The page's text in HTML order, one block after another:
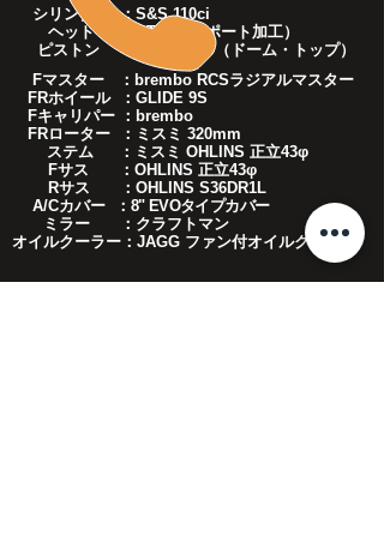
シリンダー ：S&S 110ci
ヘッド ：STOCK（ポート加工）
ピストン ：CARRILLO（ドーム・トップ）
Fマスター ：brembo RCSラジアルマスター
FRホイール ：GLIDE 9S
Fキャリパー ：brembo
FRローター ：ミスミ 320mm
ステム ：ミスミ OHLINS 正立43φ
Fサス ：OHLINS 正立43φ
Rサス ：OHLINS S36DR1L
A/Cカバー ： 8" EVOタイプカバー
ミラー ：クラフトマン
​オイルクーラー：JAGG ファン付オイルクーラー